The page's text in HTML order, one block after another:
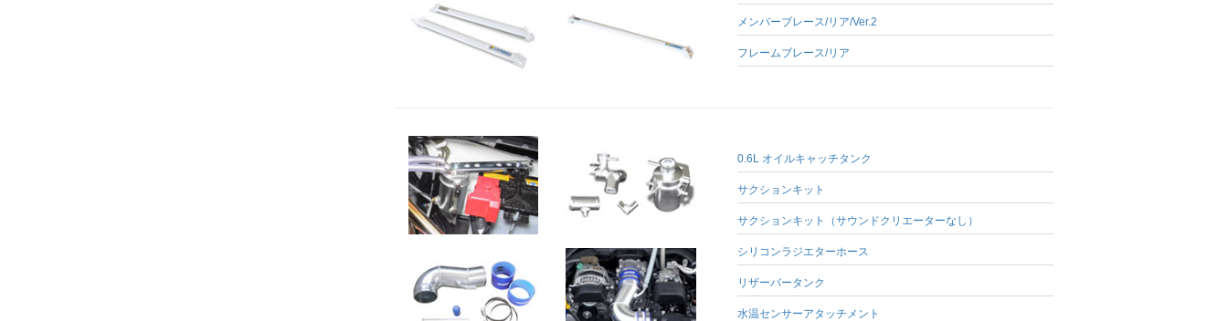
メンバーブレース/リア/Ver.2
フレームブレース/リア
0.6L オイルキャッチタンク
サクションキット
サクションキット（サウンドクリエーターなし）
シリコンラジエターホース
リザーバータンク
水温センサーアタッチメント